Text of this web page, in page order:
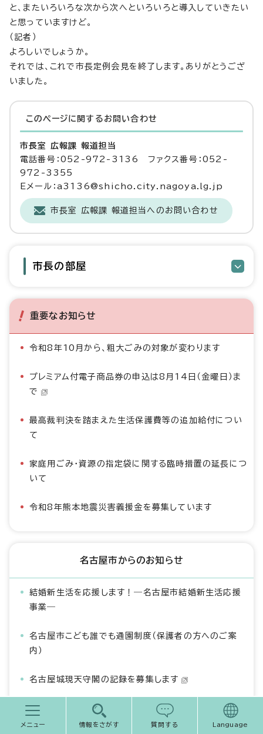
と、またいろいろな次から次へといろいろと導入していきたい
と思っていますけど。
（記者）
よろしいでしょうか。
それでは、これで市長定例会見を終了します。ありがとうござ
いました。
このページに関する お問い合わせ
市長室 広報課 報道担当
電話番号：052-972-3136 ファクス番号：052-
972-3355
Eメール：a3136@shicho.city.nagoya.lg.jp
市長室 広報課 報道担当へのお問い合わせ
市長の部屋
重要なお知らせ
令和8年10月から、粗大ごみの対象が変わります
プレミアム付電子商品券の申込は8月14日（金曜日）ま
で
最高裁判決を踏まえた生活保護費等の追加給付につい
て
家庭用ごみ・資源の指定袋に関する臨時措置の延長につ
いて
令和8年熊本地震災害義援金を募集しています
名古屋市からのお知らせ
結婚新生活を応援します！―名古屋市結婚新生活応援
事業―
名古屋市こども誰でも通園制度（保護者の方へのご案
内）
名古屋城現天守閣の記録を募集します
熱中症を予防しましょう！
メニュー 情報をさがす 質問する Language